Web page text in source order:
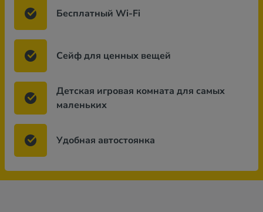
Бесплатный Wi-Fi
Сейф для ценных вещей
Детская игровая комната для самых
маленьких
Удобная автостоянка